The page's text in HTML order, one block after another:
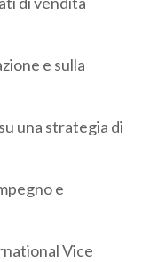
e sulla
una strategia di
e
Vice